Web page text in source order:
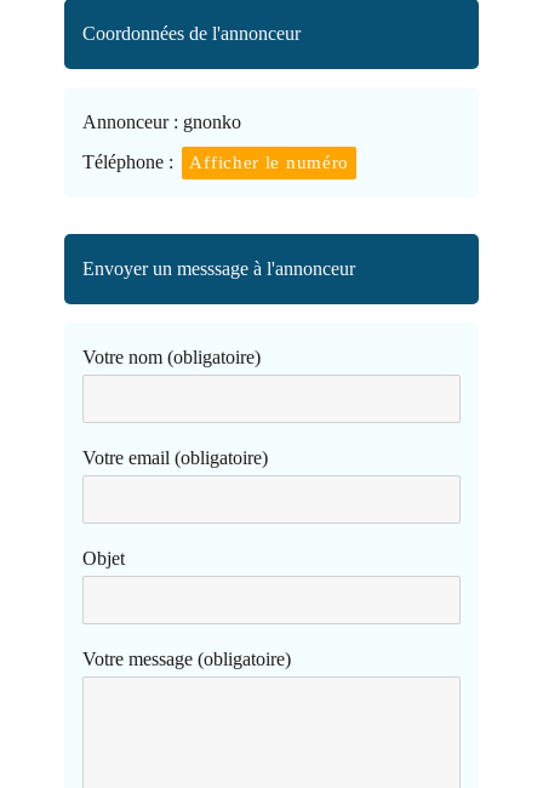
Coordonnées de l'annonceur
Annonceur : gnonko
Téléphone :
Afficher le numéro
Envoyer un messsage à l'annonceur
Votre nom (obligatoire)
Votre email (obligatoire)
Objet
Votre message (obligatoire)